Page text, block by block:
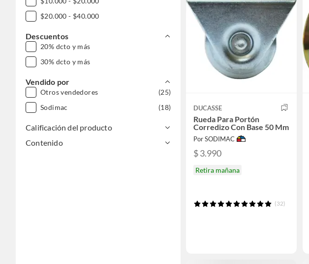
$20.000 - $40.000
Descuentos
20% dcto y más
30% dcto y más
Vendido por
Otros vendedores
(25)
Sodimac
(18)
Calificación del producto
Contenido
DUCASSE
Rueda Para Portón
Corredizo Con Base 50 Mm
Por SODIMAC
$ 3.990
Retira mañana
(32)